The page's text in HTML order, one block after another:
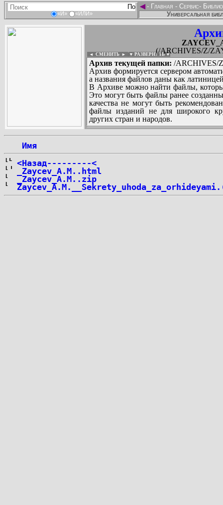
«И» «ИЛИ»
◄- Главная - Сервис-
Универсальная
(/ARCHIVES/Z/
◄ СМЕНИТЬ ► ▼ РАЗВЕРНУТЬ ▼
Архив текущей папки: /ARCHIVES/
Архив формируется сервером
а названия файлов даны как
В Архиве можно найти файлы,
Это могут быть файлы ранее
качества не могут быть
файлы изданий не для широкого
других стран и народов.
Имя
<Назад---------<
_Zaycev_A.M..html
_Zaycev_A.M..zip